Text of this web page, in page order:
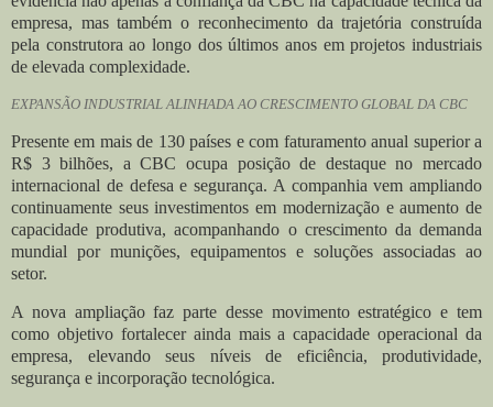
empresa, mas também o reconhecimento da trajetória construída
pela construtora ao longo dos últimos anos em projetos industriais
de elevada complexidade.
EXPANSÃO INDUSTRIAL ALINHADA AO CRESCIMENTO GLOBAL DA CBC
Presente em mais de 130 países e com faturamento anual superior a
R$ 3 bilhões, a CBC ocupa posição de destaque no mercado
internacional de defesa e segurança. A companhia vem ampliando
continuamente seus investimentos em modernização e aumento de
capacidade produtiva, acompanhando o crescimento da demanda
mundial por munições, equipamentos e soluções associadas ao
setor.
A nova ampliação faz parte desse movimento estratégico e tem
como objetivo fortalecer ainda mais a capacidade operacional da
empresa, elevando seus níveis de eficiência, produtividade,
segurança e incorporação tecnológica.